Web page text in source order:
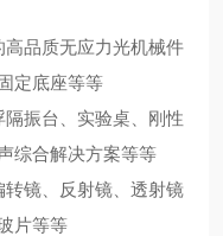
高品质无应力光机械件
定底座等等
隔振台 实验桌 刚性
综合解决方案等等
转镜 反射镜 透射镜
片等等